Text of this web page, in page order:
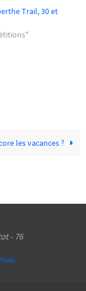
Trail, 30 et
les vacances ?
- 76